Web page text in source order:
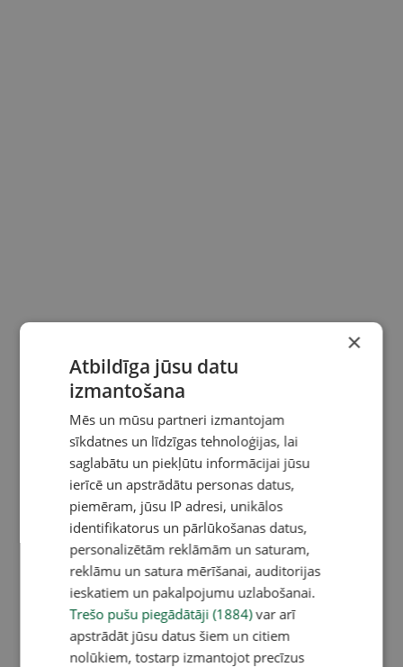
×
Atbildīga jūsu datu
izmantošana
Mēs un mūsu partneri izmantojam
sīkdatnes un līdzīgas tehnoloģijas, lai
saglabātu un piekļūtu informācijai jūsu
ierīcē un apstrādātu personas datus,
piemēram, jūsu IP adresi, unikālos
identifikatorus un pārlūkošanas datus,
personalizētām reklāmām un saturam,
reklāmu un satura mērīšanai, auditorijas
ieskatiem un pakalpojumu uzlabošanai.
Trešo pušu piegādātāji (1884)var arī
apstrādāt jūsu datus šiem un citiem
nolūkiem, tostarp izmantojot precīzus